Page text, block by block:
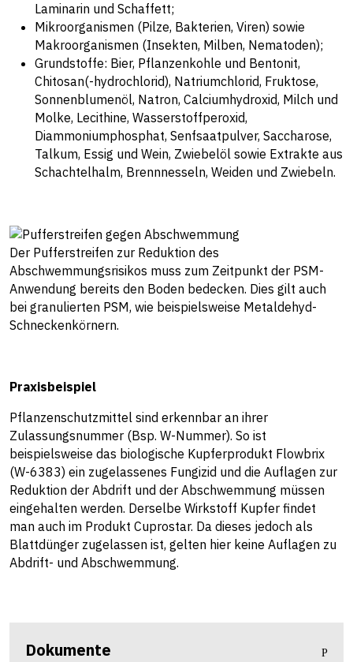
Laminarin und Schaffett;
Mikroorganismen (Pilze, Bakterien, Viren) sowie
Makroorganismen (Insekten, Milben, Nematoden);
Grundstoffe: Bier, Pflanzenkohle und Bentonit,
Chitosan(-hydrochlorid), Natriumchlorid, Fruktose,
Sonnenblumenöl, Natron, Calciumhydroxid, Milch und
Molke, Lecithine, Wasserstoffperoxid,
Diammoniumphosphat, Senfsaatpulver, Saccharose,
Talkum, Essig und Wein, Zwiebelöl sowie Extrakte aus
Schachtelhalm, Brennnesseln, Weiden und Zwiebeln.
Der Pufferstreifen zur Reduktion des
Abschwemmungsrisikos muss zum Zeitpunkt der PSM-
Anwendung bereits den Boden bedecken. Dies gilt auch
bei granulierten PSM, wie beispielsweise Metaldehyd-
Schneckenkörnern.
Praxisbeispiel
Pflanzenschutzmittel sind erkennbar an ihrer
Zulassungsnummer (Bsp. W-Nummer). So ist
beispielsweise das biologische Kupferprodukt Flowbrix
(W-6383) ein zugelassenes Fungizid und die Auflagen zur
Reduktion der Abdrift und der Abschwemmung müssen
eingehalten werden. Derselbe Wirkstoff Kupfer findet
man auch im Produkt Cuprostar. Da dieses jedoch als
Blattdünger zugelassen ist, gelten hier keine Auflagen zu
Abdrift- und Abschwemmung.
Dokumente